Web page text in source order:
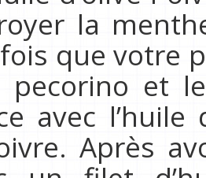
la
que votre
pecorino et
avec l’huile
Après